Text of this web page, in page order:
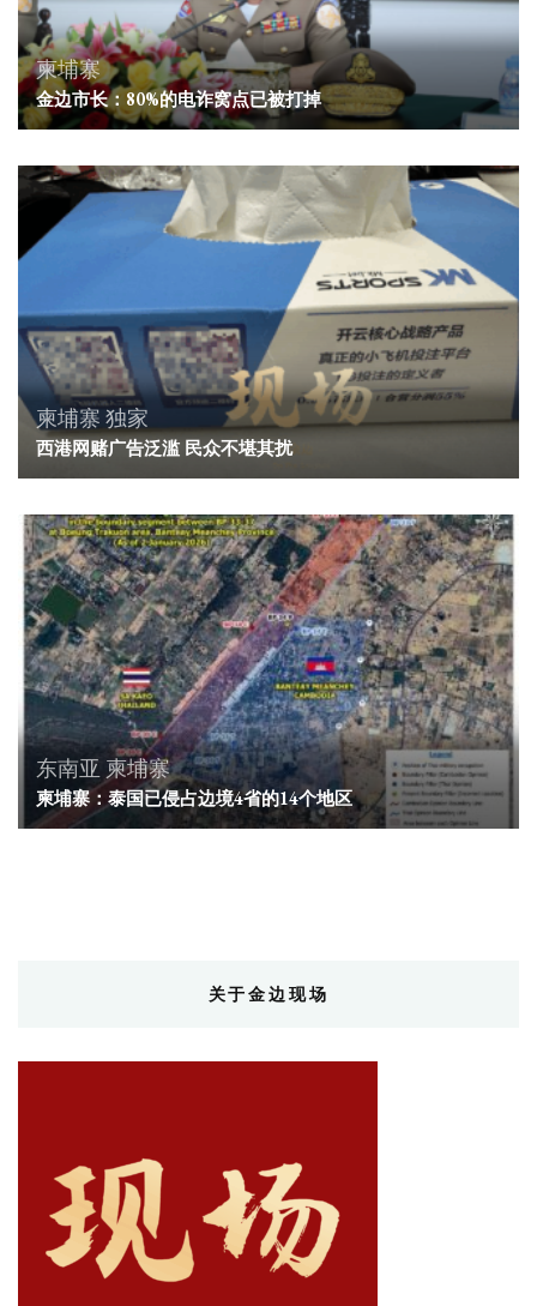
柬埔寨
金边市长：80%的电诈窝点已被打掉
柬埔寨 独家
西港网赌广告泛滥 民众不堪其扰
东南亚 柬埔寨
柬埔寨：泰国已侵占边境4省的14个地区
关于金边现场